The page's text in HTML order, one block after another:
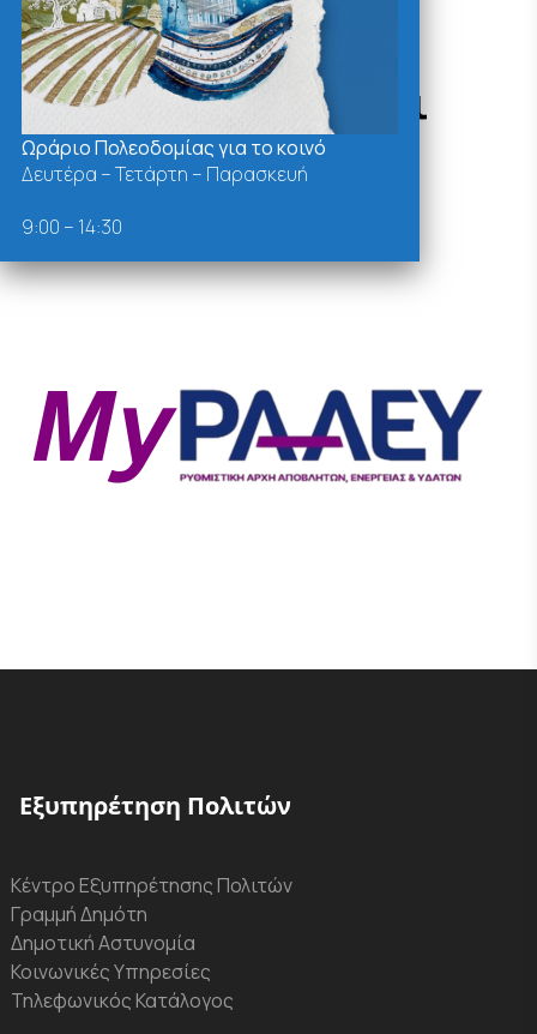
Δράσεις - Χρήσιμοι
Σύνδεσμοι
Εξυπηρέτηση Πολιτών
Κέντρο Εξυπηρέτησης Πολιτών
Γραμμή Δημότη
Δημοτική Αστυνομία
Κοινωνικές Υπηρεσίες
Τηλεφωνικός Κατάλογος
Ωράριο Πολεοδομίας για το κοινό
Δευτέρα – Τετάρτη – Παρασκευή
9:00 – 14:30